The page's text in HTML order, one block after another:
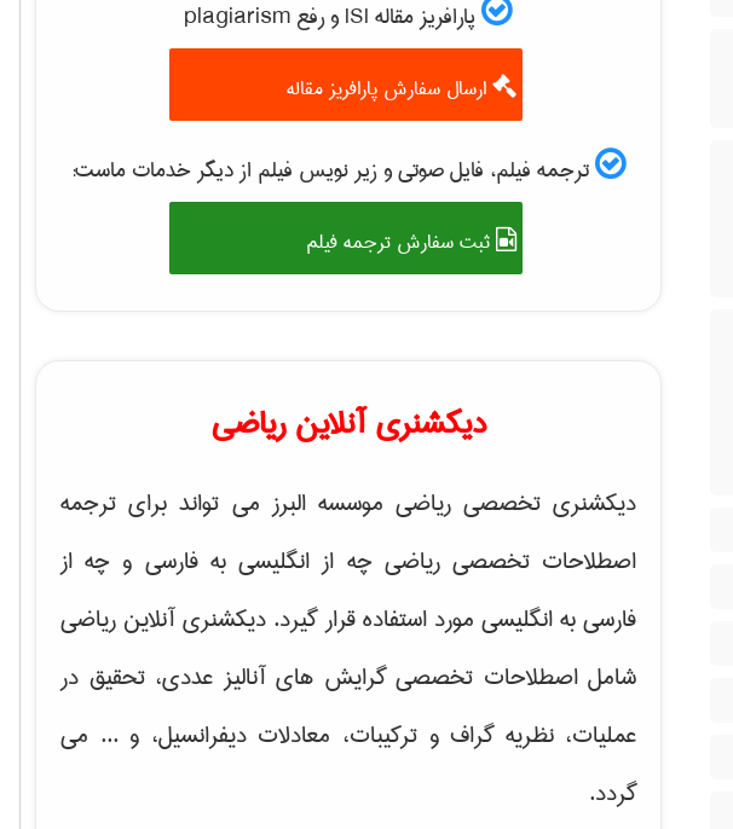
پارافریز مقاله ISI و رفع plagiarism
ارسال سفارش پارافریز مقاله
ترجمه فیلم، فایل صوتی و زیر نویس فیلم از دیگر خدمات ماست:
ثبت سفارش ترجمه فیلم
دیکشنری آنلاین ریاضی
دیکشنری تخصصی ریاضی موسسه البرز می تواند برای ترجمه
اصطلاحات تخصصی ریاضی چه از انگلیسی به فارسی و چه از
فارسی به انگلیسی مورد استفاده قرار گیرد. دیکشنری آنلاین ریاضی
شامل اصطلاحات تخصصی گرایش هایآنالیز عددی، تحقیق در
عملیات، نظریه گراف و تركیبات، معادلات دیفرانسیل، و ... می
گردد.